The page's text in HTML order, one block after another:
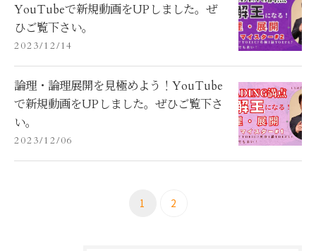
YouTubeで新規動画をUPしました。ぜ
ひご覧下さい。
2023/12/14
論理・論理展開を見極めよう！YouTube
で新規動画をUPしました。ぜひご覧下さ
い。
2023/12/06
1 2